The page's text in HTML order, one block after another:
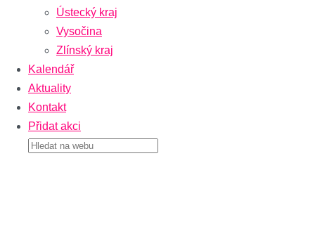
Ústecký kraj
Vysočina
Zlínský kraj
Kalendář
Aktuality
Kontakt
Přidat akci